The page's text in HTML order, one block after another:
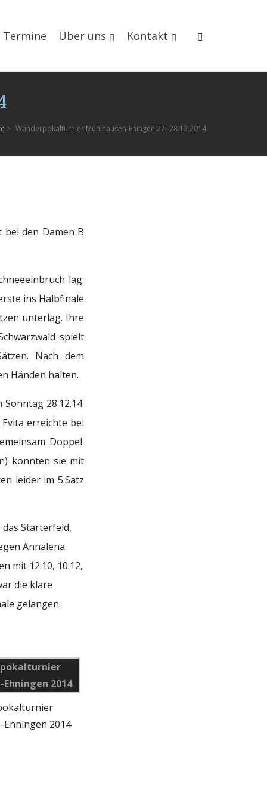
Termine Über uns Kontakt
> Wanderpokalturnier Mühlhausen-Ehingen 27.-28.12.2014
bei den Damen B
lag.
ins Halbfinale
unterlag. Ihre
spielt
Nach dem
Händen halten.
28.12.14.
erreichte bei
Doppel.
konnten sie mit
leider im 5.Satz
Starterfeld,
Annalena
mit 12:10, 10:12,
die klare
gelangen.
2014